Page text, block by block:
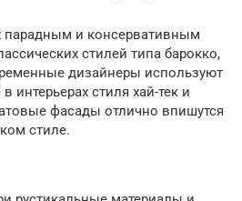
парадным и консервативным
стилей типа барокко,
дизайнеры используют
интерьерах стиля хай-тек и
фасады отлично впишутся
стиле.